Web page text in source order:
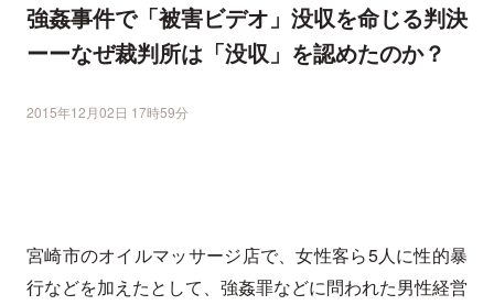
強姦事件で「被害ビデオ」没収を命じる判決
ーーなぜ裁判所は「没収」を認めたのか？
2015年12月02日 17時59分
宮崎市のオイルマッサージ店で、女性客ら5人に性的暴
行などを加えたとして、強姦罪などに問われた男性経営